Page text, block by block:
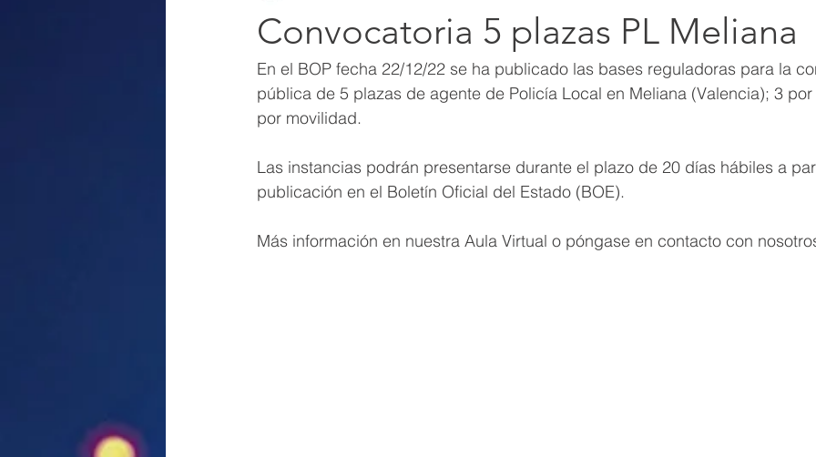
Convocatoria 5 plazas PL Meliana
En el BOP fecha 22/12/22 se ha publicado las bases reguladoras para la
pública de 5 plazas de agente de Policía Local en Meliana (Valencia); 3
por movilidad.
Las instancias podrán presentarse durante el plazo de 20 días hábiles a
publicación en el Boletín Oficial del Estado (BOE).
Más información en nuestra Aula Virtual o póngase en contacto con